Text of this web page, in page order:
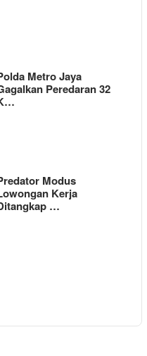
Metro Jaya
Peredaran 32
Modus
Kerja
…